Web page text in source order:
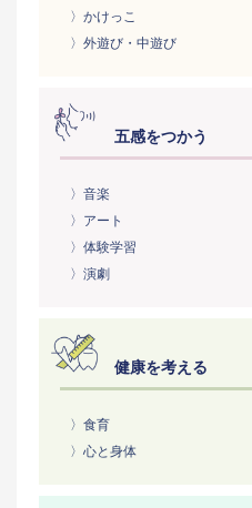
〉かけっこ
〉外遊び・中遊び
五感をつかう
〉音楽
〉アート
〉体験学習
〉演劇
健康を考える
〉食育
〉心と身体